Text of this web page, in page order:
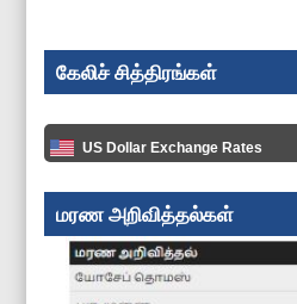
கேலிச் சித்திரங்கள்
US Dollar Exchange Rates
மரண அறிவித்தல்கள்